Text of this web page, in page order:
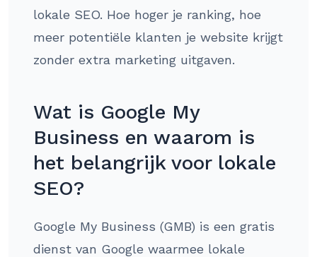
lokale SEO. Hoe hoger je ranking, hoe
meer potentiële klanten je website krijgt
zonder extra marketing uitgaven.
Wat is Google My
Business en waarom is
het belangrijk voor lokale
SEO?
Google My Business (GMB) is een gratis
dienst van Google waarmee lokale